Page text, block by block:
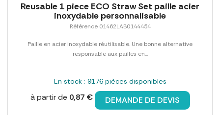
Reusable 1 piece ECO Straw Set paille acier
inoxydable personnalisable
Référence 01462LAB0144454
Paille en acier inoxydable réutilisable. Une bonne alternative
responsable aux pailles en...
En stock : 9176 pièces disponibles
à partir de 0,87 € DEMANDE DE DEVIS